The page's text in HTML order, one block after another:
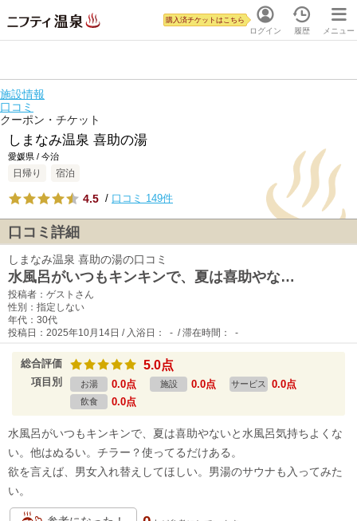
ログイン
購入済チケットはこちら
履歴 メニュー
施設情報
口コミ
クーポン・チケット
しまなみ温泉 喜助の湯
愛媛県 / 今治
日帰り 宿泊
4.5 / 口コミ 149件
口コミ詳細
しまなみ温泉 喜助の湯の口コミ
水風呂がいつもキンキンで、夏は喜助やな…
投稿者：ゲストさん
性別：指定しない
年代：30代
投稿日：2025年10月14日 / 入浴日： - / 滞在時間： -
総合評価 5.0点
項目別 お湯 0.0点 施設 0.0点 サービス 0.0点
飲食 0.0点
水風呂がいつもキンキンで、夏は喜助やないと水風呂気持ちよくな
い。他はぬるい。チラー？使ってるだけある。
欲を言えば、男女入れ替えしてほしい。男湯のサウナも入ってみた
い。